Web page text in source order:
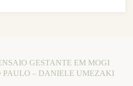
GESTANTE EM MOGI
PAULO – DANIELE UMEZAKI